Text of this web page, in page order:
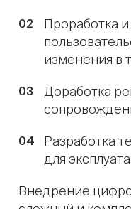
Проработка
изменения в
Доработка
Разработка
для
Внедрение